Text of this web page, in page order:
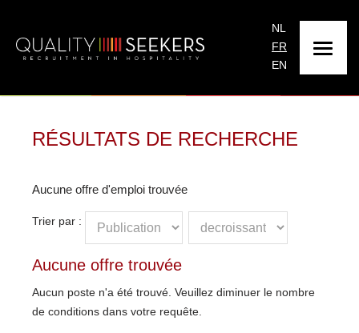
NL
FR
EN
RÉSULTATS DE RECHERCHE
Aucune offre d'emploi trouvée
Trier par :
Aucune offre trouvée
Aucun poste n'a été trouvé. Veuillez diminuer le nombre
de conditions dans votre requête.